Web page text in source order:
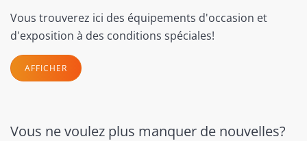
Vous trouverez ici des équipements d'occasion et
d'exposition à des conditions spéciales!
AFFICHER
Vous ne voulez plus manquer de nouvelles?